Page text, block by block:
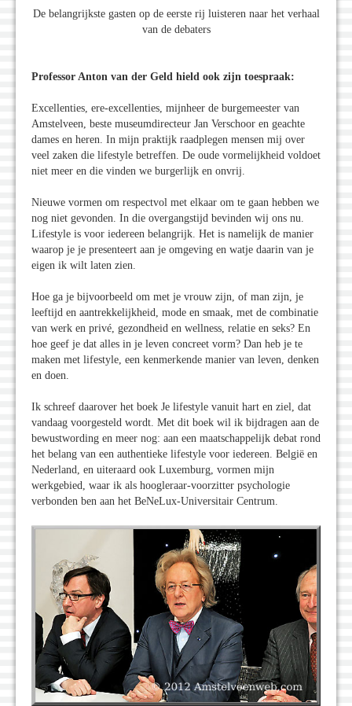
De belangrijkste gasten op de eerste rij luisteren naar het verhaal
van de debaters
Professor Anton van der Geld hield ook zijn toespraak:
Excellenties, ere-excellenties, mijnheer de burgemeester van
Amstelveen, beste museumdirecteur Jan Verschoor en geachte
dames en heren. In mijn praktijk raadplegen mensen mij over
veel zaken die lifestyle betreffen. De oude vormelijkheid voldoet
niet meer en die vinden we burgerlijk en onvrij.
Nieuwe vormen om respectvol met elkaar om te gaan hebben we
nog niet gevonden. In die overgangstijd bevinden wij ons nu.
Lifestyle is voor iedereen belangrijk. Het is namelijk de manier
waarop je je presenteert aan je omgeving en watje daarin van je
eigen ik wilt laten zien.
Hoe ga je bijvoorbeeld om met je vrouw zijn, of man zijn, je
leeftijd en aantrekkelijkheid, mode en smaak, met de combinatie
van werk en privé, gezondheid en wellness, relatie en seks? En
hoe geef je dat alles in je leven concreet vorm? Dan heb je te
maken met lifestyle, een kenmerkende manier van leven, denken
en doen.
Ik schreef daarover het boek Je lifestyle vanuit hart en ziel, dat
vandaag voorgesteld wordt. Met dit boek wil ik bijdragen aan de
bewustwording en meer nog: aan een maatschappelijk debat rond
het belang van een authentieke lifestyle voor iedereen. België en
Nederland, en uiteraard ook Luxemburg, vormen mijn
werkgebied, waar ik als hoogleraar-voorzitter psychologie
verbonden ben aan het BeNeLux-Universitair Centrum.